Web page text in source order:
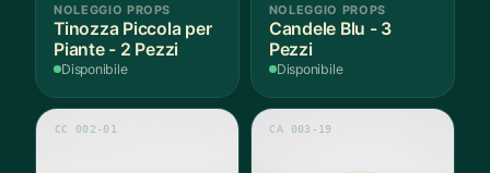
NOLEGGIO PROPS
Tinozza Piccola per
Piante - 2 Pezzi
Disponibile
NOLEGGIO PROPS
Candele Blu - 3
Pezzi
Disponibile
CC 002-01 CA 003-19